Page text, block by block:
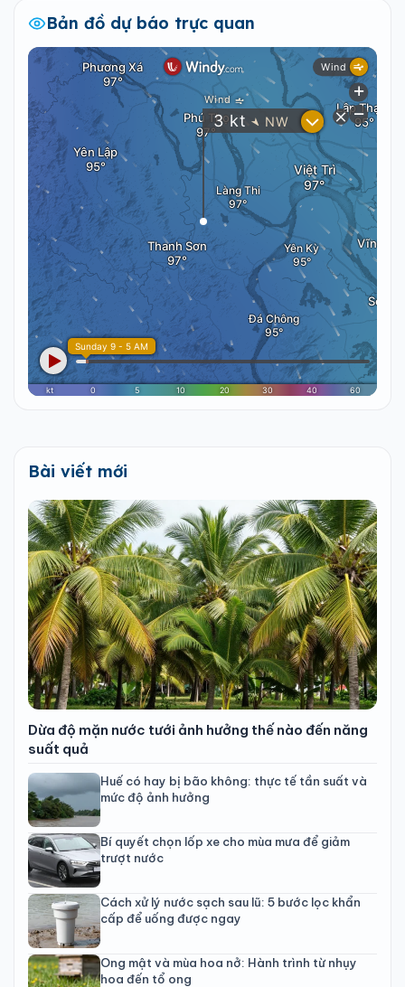
Bản đồ dự báo trực quan
Bài viết mới
Dừa độ mặn nước tưới ảnh hưởng thế nào đến năng
suất quả
Huế có hay bị bão không: thực tế tần suất và
mức độ ảnh hưởng
Bí quyết chọn lốp xe cho mùa mưa để giảm
trượt nước
Cách xử lý nước sạch sau lũ: 5 bước lọc khẩn
cấp để uống được ngay
Ong mật và mùa hoa nở: Hành trình từ nhụy
hoa đến tổ ong